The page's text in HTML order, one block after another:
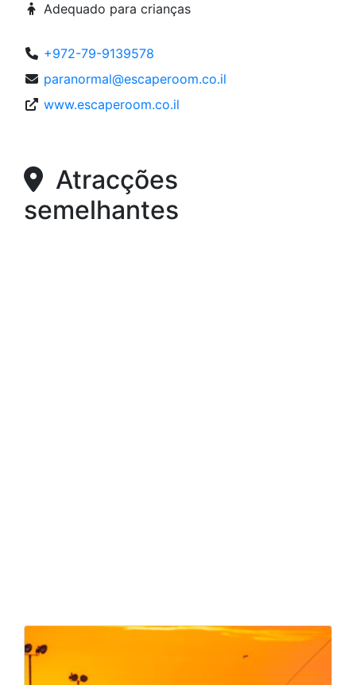
Adequado para crianças
+972-79-9139578
paranormal@escaperoom.co.il
www.escaperoom.co.il
Atracções
semelhantes